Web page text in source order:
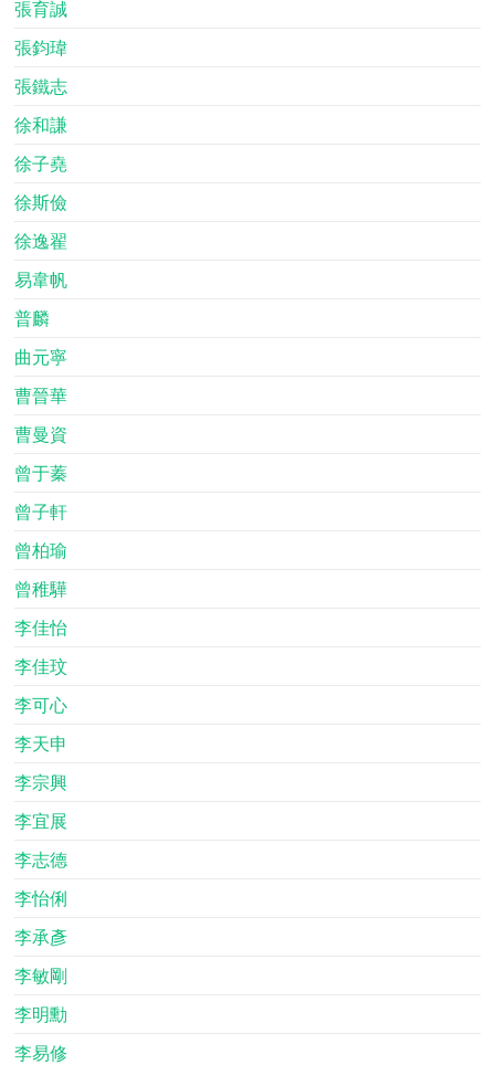
張育誠
張鈞瑋
張鐵志
徐和謙
徐子堯
徐斯儉
徐逸翟
易韋帆
普麟
曲元寧
曹晉華
曹曼資
曾于蓁
曾子軒
曾柏瑜
曾稚驊
李佳怡
李佳玟
李可心
李天申
李宗興
李宜展
李志德
李怡俐
李承彥
李敏剛
李明勳
李易修